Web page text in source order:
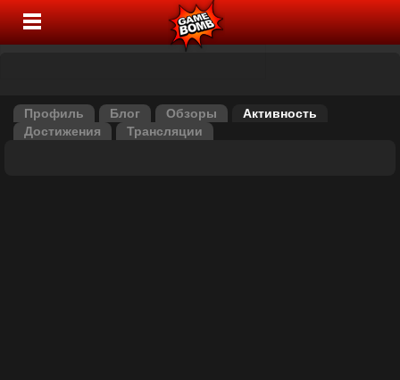
Профиль Блог Обзоры
Активность
Достижения
Трансляции